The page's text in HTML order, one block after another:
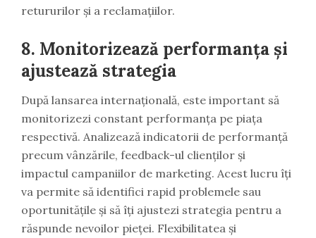
retururilor și a reclamațiilor.
8. Monitorizează performanța și
ajustează strategia
După lansarea internațională, este important să
monitorizezi constant performanța pe piața
respectivă. Analizează indicatorii de performanță
precum vânzările, feedback-ul clienților și
impactul campaniilor de marketing. Acest lucru îți
va permite să identifici rapid problemele sau
oportunitățile și să îți ajustezi strategia pentru a
răspunde nevoilor pieței. Flexibilitatea și